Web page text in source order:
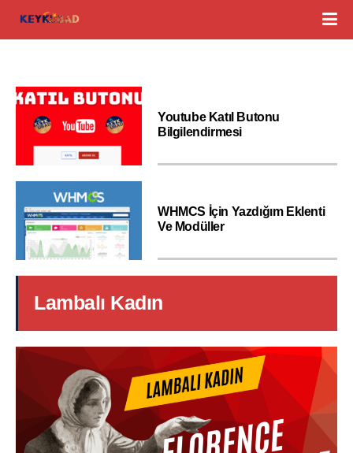
Youtube Katıl Butonu
Bilgilendirmesi
WHMCS İçin Yazdığım Eklenti
Ve Modüller
Lambalı Kadın